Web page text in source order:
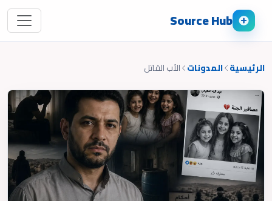
Source Hub
الرئيسية المدونات الأب القاتل